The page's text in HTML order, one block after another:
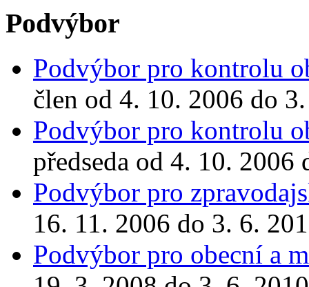
Podvýbor
Podvýbor pro kontrolu
člen od 4. 10. 2006 do
Podvýbor pro kontrolu
předseda od 4. 10. 2006
Podvýbor pro
16. 11. 2006 do 3. 6.
Podvýbor pro obecní a